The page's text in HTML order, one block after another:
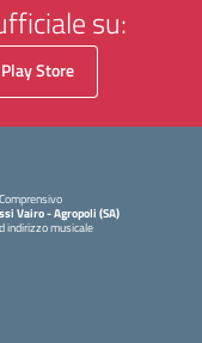
su:
Play Store
Vairo - Agropoli (SA)
indirizzo musicale